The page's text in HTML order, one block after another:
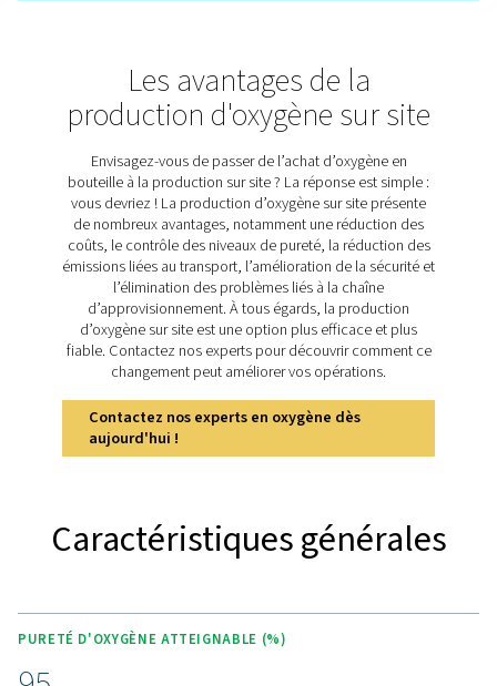
En mesurant et en contrôlant avec précision la pureté
l'oxygène, les capteurs au zircone aident à maintenir
production d'oxygène de haute qualité constante,
ainsi l'efficacité et les performances globales du
Cette intégration réduit les besoins d'entretien, ce qui
PPOG 2-18 HE un choix idéal pour les applications
qui nécessitent une production d'oxygène fiable et